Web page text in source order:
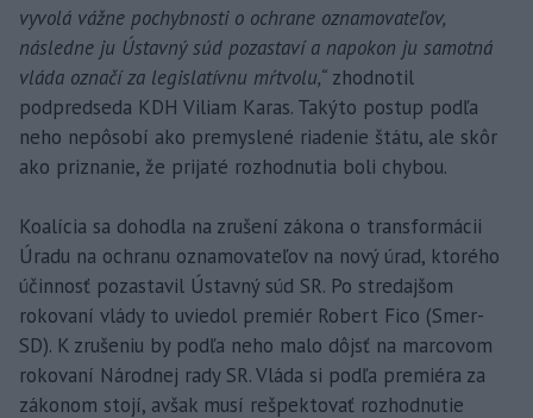
vyvolá vážne pochybnosti o ochrane oznamovateľov,
následne ju Ústavný súd pozastaví a napokon ju samotná
vláda označí za legislatívnu mŕtvolu,“ zhodnotil
podpredseda KDH Viliam Karas. Takýto postup podľa
neho nepôsobí ako premyslené riadenie štátu, ale skôr
ako priznanie, že prijaté rozhodnutia boli chybou.
Koalícia sa dohodla na zrušení zákona o transformácii
Úradu na ochranu oznamovateľov na nový úrad, ktorého
účinnosť pozastavil Ústavný súd SR. Po stredajšom
rokovaní vlády to uviedol premiér Robert Fico (Smer-
SD). K zrušeniu by podľa neho malo dôjsť na marcovom
rokovaní Národnej rady SR. Vláda si podľa premiéra za
zákonom stojí, avšak musí rešpektovať rozhodnutie